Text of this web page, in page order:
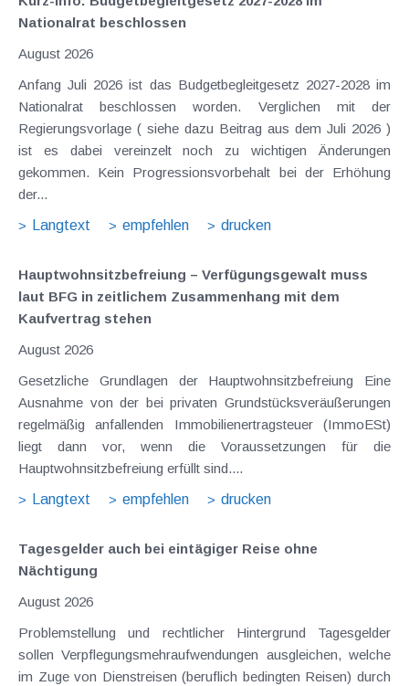
Nationalrat beschlossen
August 2026
Anfang Juli 2026 ist das Budgetbegleitgesetz 2027-2028 im
Nationalrat beschlossen worden. Verglichen mit der
Regierungsvorlage ( siehe dazu Beitrag aus dem Juli 2026 )
ist es dabei vereinzelt noch zu wichtigen Änderungen
gekommen. Kein Progressionsvorbehalt bei der Erhöhung
der...
Langtext
empfehlen drucken
Hauptwohnsitz​­befreiung – Verfügungsgewalt muss
laut BFG in zeitlichem Zusammenhang mit dem
Kaufvertrag stehen
August 2026
Gesetzliche Grundlagen der Hauptwohnsitzbefreiung Eine
Ausnahme von der bei privaten Grundstücksveräußerungen
regelmäßig anfallenden Immobilienertragsteuer (ImmoESt)
liegt dann vor, wenn die Voraussetzungen für die
Hauptwohnsitzbefreiung erfüllt sind....
Langtext
empfehlen drucken
Tagesgelder auch bei eintägiger Reise ohne
Nächtigung
August 2026
Problemstellung und rechtlicher Hintergrund Tagesgelder
sollen Verpflegungsmehraufwendungen ausgleichen, welche
im Zuge von Dienstreisen (beruflich bedingten Reisen) durch